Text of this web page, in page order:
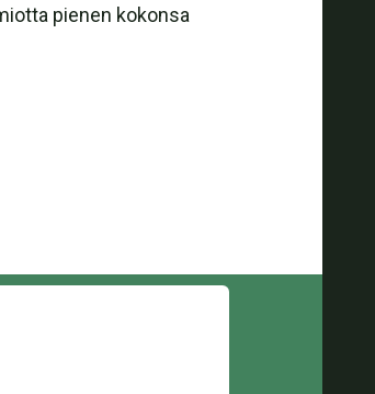
pienen kokonsa